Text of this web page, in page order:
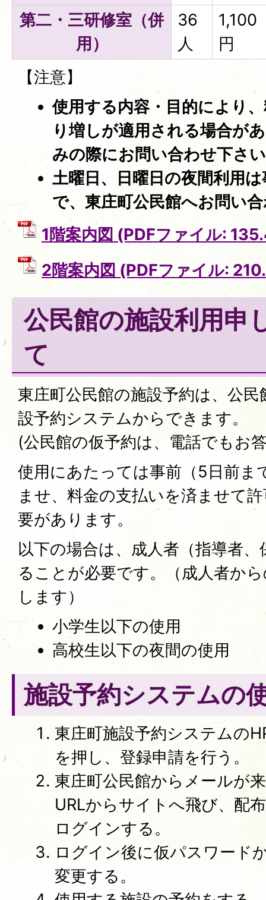
第二・三研修室（併
用）
36
人
1,100
円
【注意】
使用する内容・目的により
り増しが適用される場合が
みの際にお問い合わせ下さ
土曜日、日曜日の夜間利用
で、東庄町公民館へお問い
1階案内図 (PDFファイル:
2階案内図 (PDFファイル:
公民館の施設利用申
て
東庄町公民館の施設予約は、公
設予約システムからできます。
(公民館の仮予約は、電話でもお
使用にあたっては事前（5日前ま
ませ、料金の支払いを済ませて
要があります。
以下の場合は、成人者（指導者
ることが必要です。（成人者か
します）
小学生以下の使用
高校生以下の夜間の使用
施設予約システムの
東庄町施設予約システムの
を押し、登録申請を行う。
東庄町公民館からメールが
URLからサイトへ飛び、配
ログインする。
ログイン後に仮パスワード
変更する。